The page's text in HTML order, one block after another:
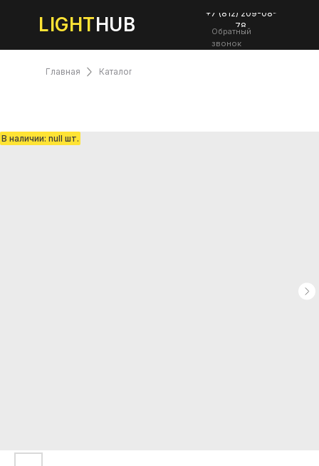
LIGHTHUB
+7 (812) 209-08-
78
Обратный
звонок
Каталог
Главная